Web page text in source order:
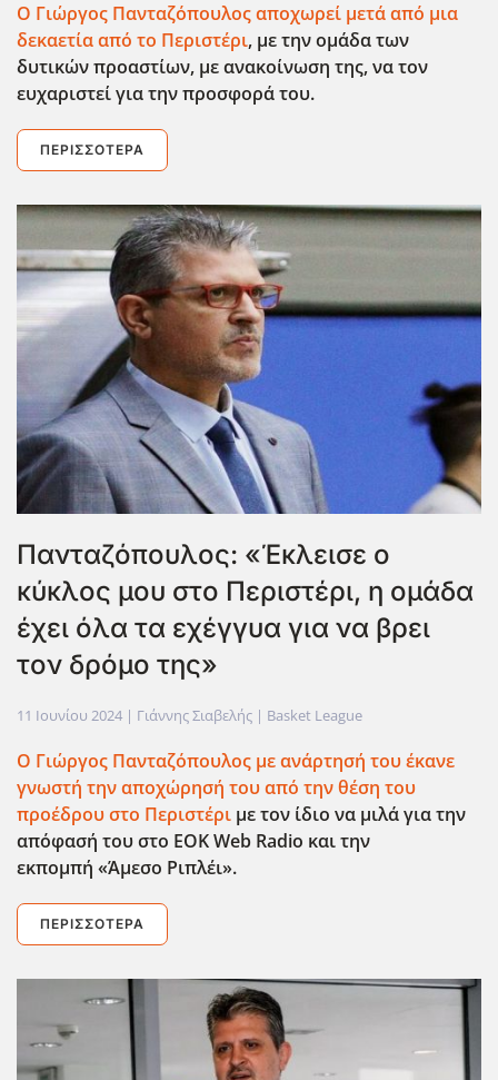
Ο Γιώργος Πανταζόπουλος αποχωρεί μετά από μια
δεκαετία από το Περιστέρι, με την ομάδα των
δυτικών προαστίων, με ανακοίνωση της, να τον
ευχαριστεί για την προσφορά του.
ΠΕΡΙΣΣΌΤΕΡΑ
Πανταζόπουλος: «Έκλεισε ο
κύκλος μου στο Περιστέρι, η ομάδα
έχει όλα τα εχέγγυα για να βρει
τον δρόμο της»
11 Ιουνίου 2024 | Γιάννης Σιαβελής | Basket League
Ο Γιώργος Πανταζόπουλος με ανάρτησή του έκανε
γνωστή την αποχώρησή του από την θέση του
προέδρου στο Περιστέρι με τον ίδιο να μιλά για την
απόφασή του στο EOK Web Radio και την
εκπομπή «Άμεσο Ριπλέι».
ΠΕΡΙΣΣΌΤΕΡΑ